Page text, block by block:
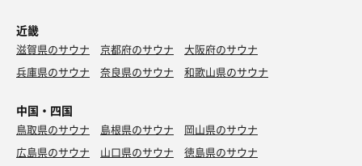
近畿
滋賀県のサウナ 京都府のサウナ
大阪府のサウナ
兵庫県のサウナ
奈良県のサウナ 和歌山県のサウナ
中国・四国
鳥取県のサウナ 島根県のサウナ
岡山県のサウナ
広島県のサウナ
山口県のサウナ
徳島県のサウナ